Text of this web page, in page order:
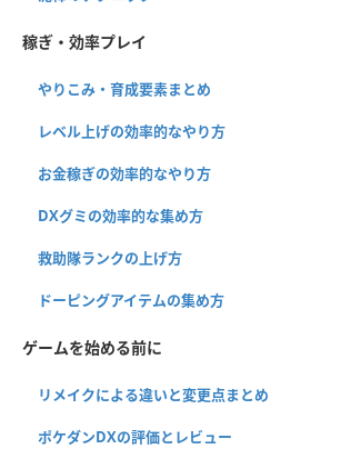
稼ぎ・効率プレイ
やりこみ・育成要素まとめ
レベル上げの効率的なやり方
お金稼ぎの効率的なやり方
DXグミの効率的な集め方
救助隊ランクの上げ方
ドーピングアイテムの集め方
ゲームを始める前に
リメイクによる違いと変更点まとめ
ポケダンDXの評価とレビュー